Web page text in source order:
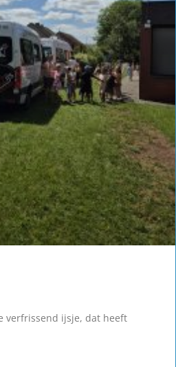
verfrissend ijsje, dat heeft